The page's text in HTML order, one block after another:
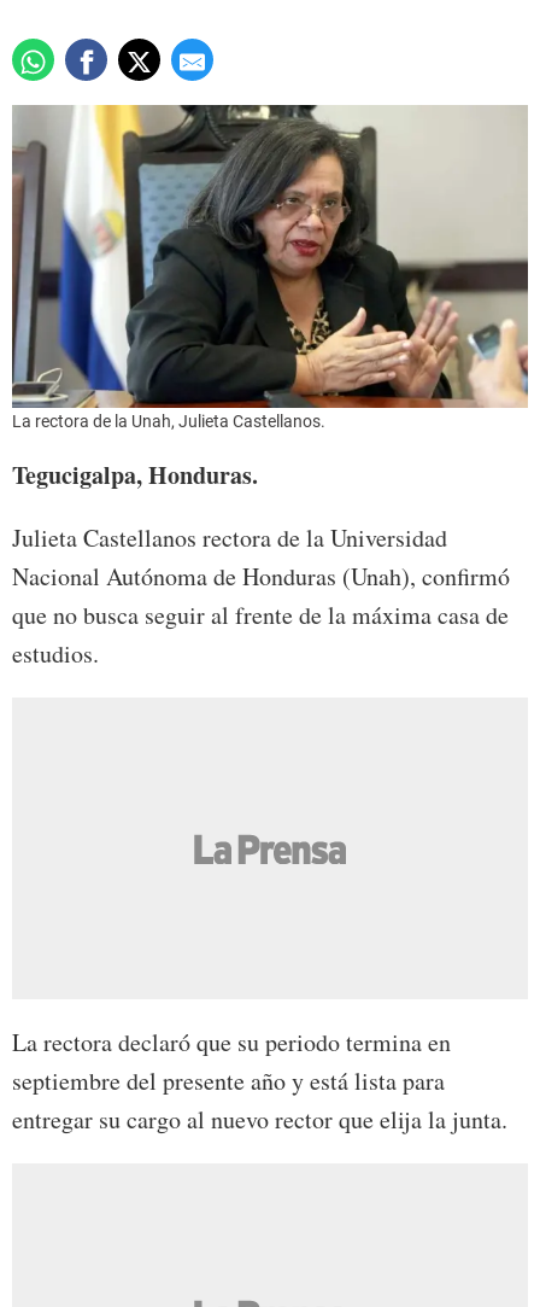
La rectora de la Unah, Julieta Castellanos.
Tegucigalpa, Honduras.
Julieta Castellanos rectora de la Universidad
Nacional Autónoma de Honduras (Unah), confirmó
que no busca seguir al frente de la máxima casa de
estudios.
La rectora declaró que su periodo termina en
septiembre del presente año y está lista para
entregar su cargo al nuevo rector que elija la junta.